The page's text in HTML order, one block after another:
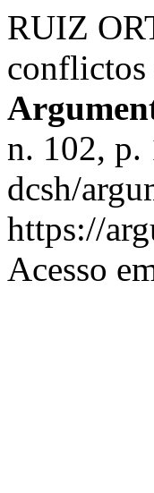
RUIZ
conflictos
n. 102, p.
dcsh/
https://
Acesso